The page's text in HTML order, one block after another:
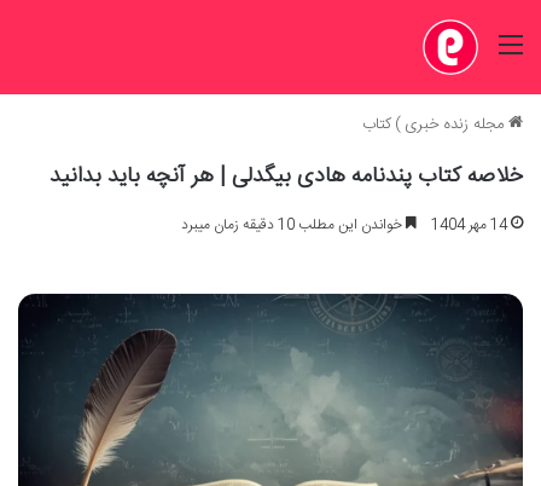
منو
مجله زنده خبری)کتاب
خلاصه کتاب پندنامه هادی بیگدلی | هر آنچه باید بدانید
14 مهر 1404 خواندن این مطلب 10 دقیقه زمان میبرد